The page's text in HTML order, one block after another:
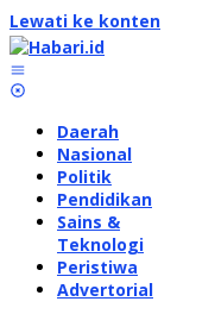
Lewati ke konten
Daerah
Nasional
Politik
Pendidikan
Sains &
Teknologi
Peristiwa
Advertorial